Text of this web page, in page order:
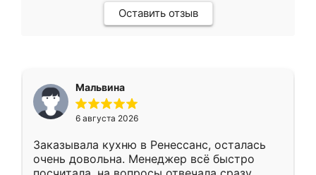
Оставить отзыв
Мальвина
6 августа 2026
Заказывала кухню в Ренессанс, осталась
очень довольна. Менеджер всё быстро